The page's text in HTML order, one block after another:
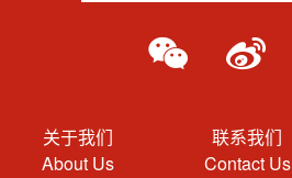
关于我们
About Us
联系我们
Contact Us